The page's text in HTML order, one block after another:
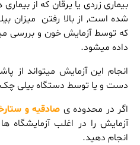
بیماری زردی یا یرقان که از
شده است, از بالا رفتن میزان
که توسط آزمایش خون و بررسی
داده میشود.
انجام این آزمایش میتواند از
دست و یا توسط دستگاه بیلی
اگر در محدوده ی صادقیه و
آزمایش را در اغلب آزمایشگاه
انجام دهید.